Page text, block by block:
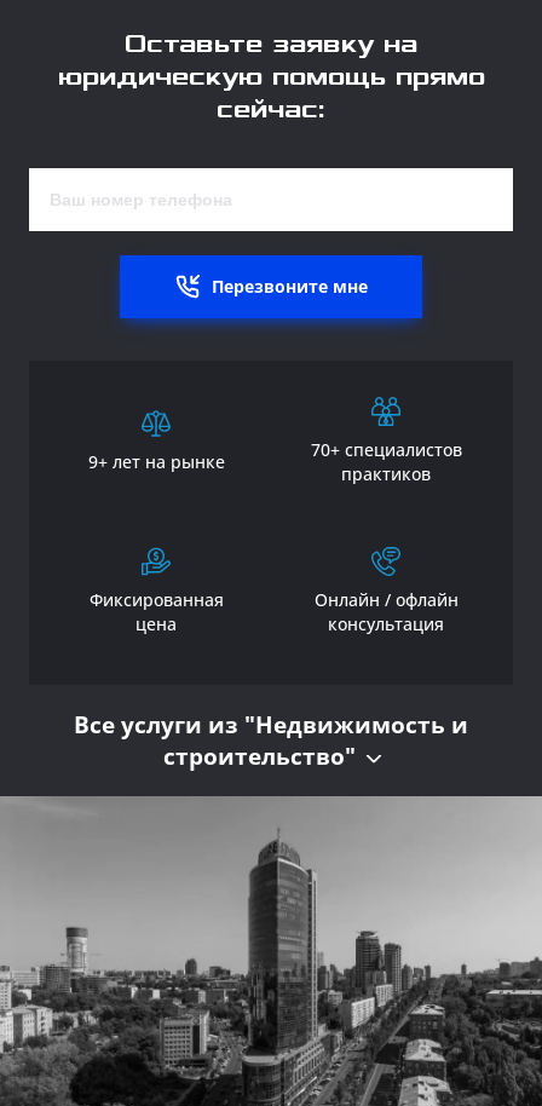
Оставьте заявку на
юридическую помощь прямо
сейчас:
Перезвоните мне
9+ лет на рынке
70+ специалистов
практиков
Фиксированная
цена
Онлайн / офлайн
консультация
Все услуги из "Недвижимость и
строительство"